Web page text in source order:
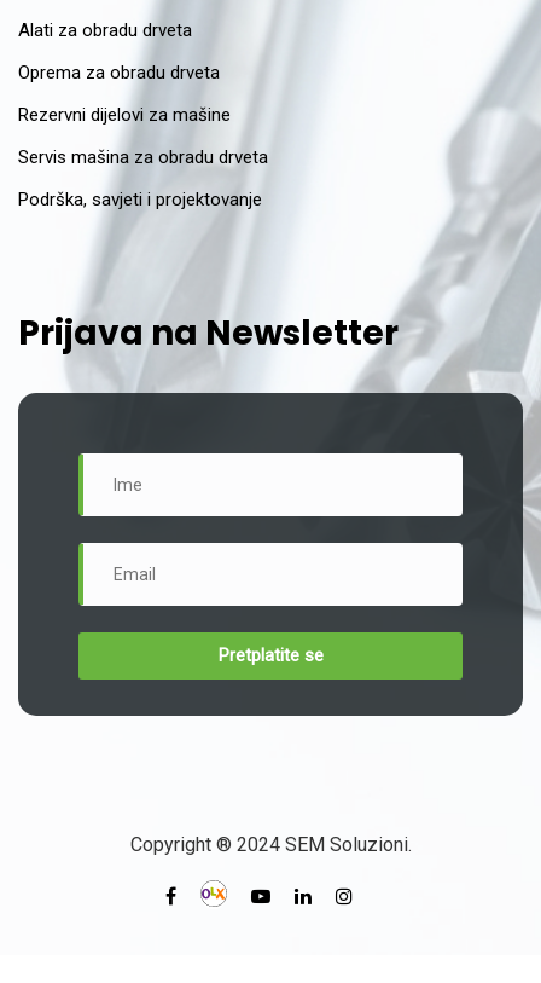
Alati za obradu drveta
Oprema za obradu drveta
Rezervni dijelovi za mašine
Servis mašina za obradu drveta
Podrška, savjeti i projektovanje
Prijava na Newsletter
Copyright ® 2024 SEM Soluzioni.